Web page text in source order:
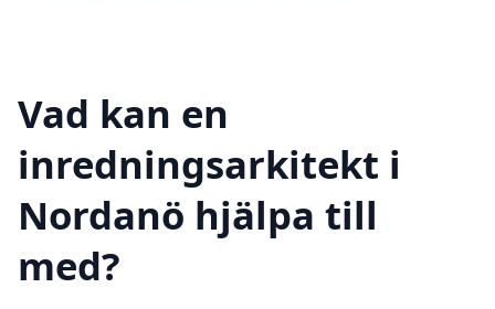
Vad kan en
inredningsarkitekt i
Nordanö hjälpa till
med?